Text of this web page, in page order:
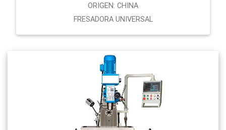
ORIGEN: CHINA
FRESADORA UNIVERSAL